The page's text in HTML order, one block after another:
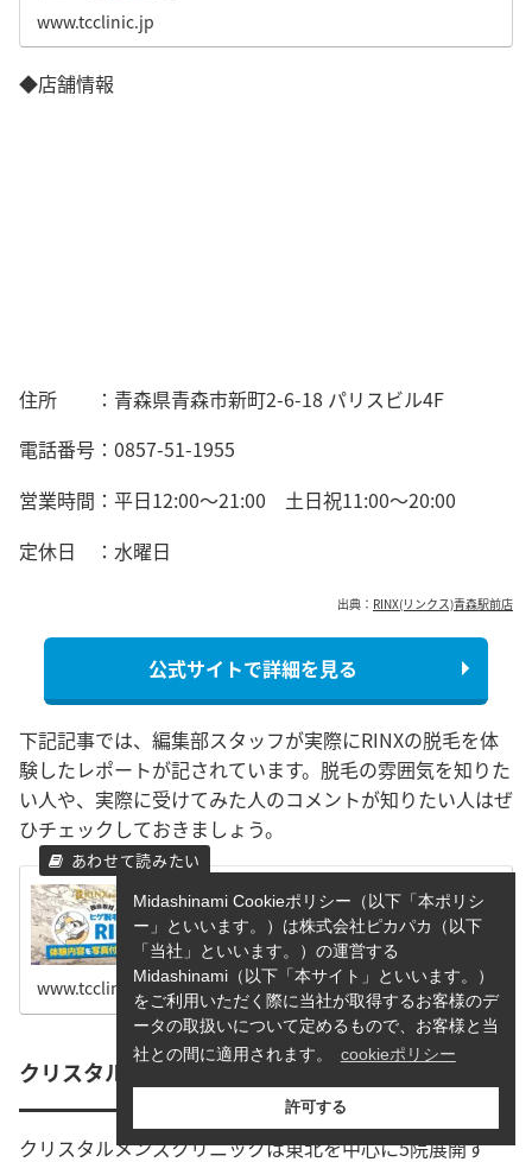
www.tcclinic.jp
◆店舗情報
住所 ： 青森県青森市新町2-6-18 パリスビル4F
電話番号：0857-51-1955
営業時間：平日12:00～21:00 土日祝11:00～20:00
定休日 ：水曜日
出典： RINX(リンクス)青森駅前店
公式サイトで詳細を見る
下記記事では、編集部スタッフが実際にRINXの脱毛を体
験したレポートが記されています。脱毛の雰囲気を知りた
い人や、実際に受けてみた人のコメントが知りたい人はぜ
ひチェックしておきましょう。
RINX（リンクス）のヒゲ脱毛を体験！痛み・料
金・体験内容を写真付きで解説！
RINXでヒゲ脱毛を体験してきました。これから脱毛を始め
たい方、脱毛を始めたいけど不安な方も多いと思います。
実際に体験したカウンセリングや施術などのリアルな感想
をお届けしています。RINXが気になっている方は是非チェ
ックしてみてください。
www.tcclinic.jp
クリスタルメンズクリニック青森院
クリスタルメンズクリニックは東北を中心に5院展開す
Midashinami Cookieポリシー（以下「本ポリシ
ー」といいます。）は株式会社ピカパカ（以下
「当社」といいます。）の運営する
Midashinami（以下「本サイト」といいます。）
をご利用いただく際に当社が取得するお客様のデ
ータの取扱いについて定めるもので、お客様と当
社との間に適用されます。
cookieポリシー
許可する